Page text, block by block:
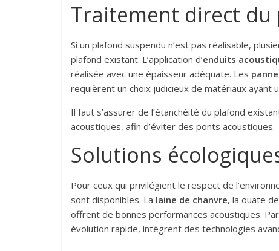
Traitement direct
Si un plafond suspendu n’est pas réalisable,
plafond existant. L’application d’enduits
réalisée avec une épaisseur adéquate. Les
requièrent un choix judicieux de matériaux ayant
Il faut s’assurer de l’étanchéité du plafond
acoustiques, afin d’éviter des ponts acoustiques.
Solutions
Pour ceux qui privilégient le respect de
sont disponibles. La laine de chanvre, la ouate
offrent de bonnes performances acoustiques.
évolution rapide, intègrent des technologies